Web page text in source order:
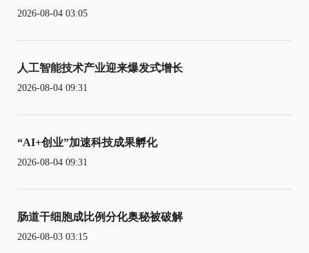
2026-08-04 03:05
人工智能技术产业迎来爆发式增长
2026-08-04 09:31
“AI+创业”加速科技成果孵化
2026-08-04 09:31
肠道干细胞成比例分化奥秘被破解
2026-08-03 03:15